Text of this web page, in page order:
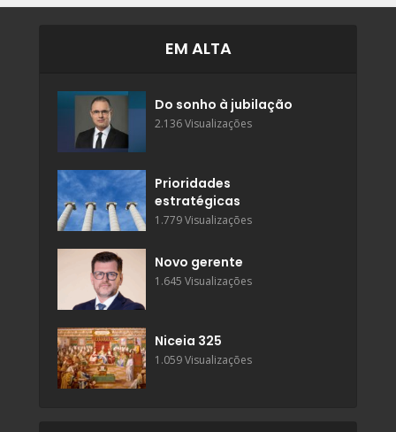
EM ALTA
Do sonho à jubilação
2.136 Visualizações
Prioridades
estratégicas
1.779 Visualizações
Novo gerente
1.645 Visualizações
Niceia 325
1.059 Visualizações